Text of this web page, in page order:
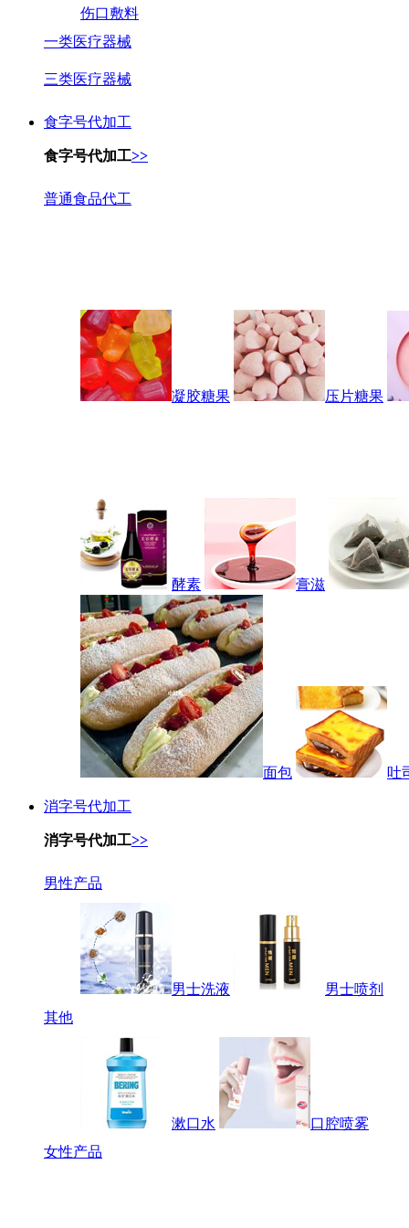
伤口敷料
一类医疗器械
三类医疗器械
食字号代加工
食字号代加工>>
普通食品代工
凝胶糖果 压片糖果
酵素 膏滋
面包 吐
消字号代加工
消字号代加工>>
男性产品
男士洗液
男士喷剂
其他
漱口水
口腔喷雾
女性产品